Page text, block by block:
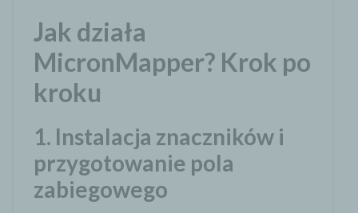
Jak działa
MicronMapper? Krok po
kroku
1. Instalacja znaczników i
przygotowanie pola
zabiegowego